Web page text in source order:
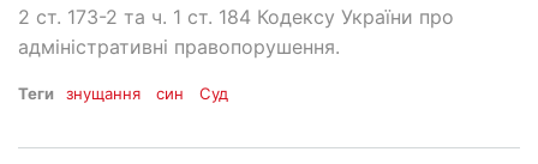
2 ст. 173-2 та ч. 1 ст. 184 Кодексу України про
адміністративні правопорушення.
Теги знущання син Суд